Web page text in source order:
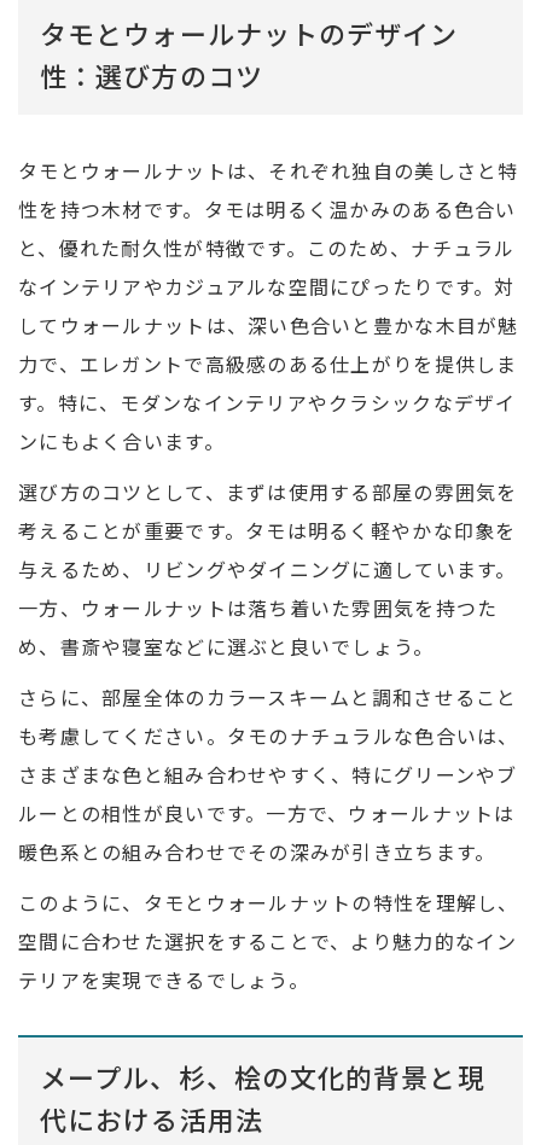
タモとウォールナットのデザイン
性：選び方のコツ
タモとウォールナットは、それぞれ独自の美しさと特
性を持つ木材です。タモは明るく温かみのある色合い
と、優れた耐久性が特徴です。このため、ナチュラル
なインテリアやカジュアルな空間にぴったりです。対
してウォールナットは、深い色合いと豊かな木目が魅
力で、エレガントで高級感のある仕上がりを提供しま
す。特に、モダンなインテリアやクラシックなデザイ
ンにもよく合います。
選び方のコツとして、まずは使用する部屋の雰囲気を
考えることが重要です。タモは明るく軽やかな印象を
与えるため、リビングやダイニングに適しています。
一方、ウォールナットは落ち着いた雰囲気を持つた
め、書斎や寝室などに選ぶと良いでしょう。
さらに、部屋全体のカラースキームと調和させること
も考慮してください。タモのナチュラルな色合いは、
さまざまな色と組み合わせやすく、特にグリーンやブ
ルーとの相性が良いです。一方で、ウォールナットは
暖色系との組み合わせでその深みが引き立ちます。
このように、タモとウォールナットの特性を理解し、
空間に合わせた選択をすることで、より魅力的なイン
テリアを実現できるでしょう。
メープル、杉、桧の文化的背景と現
代における活用法